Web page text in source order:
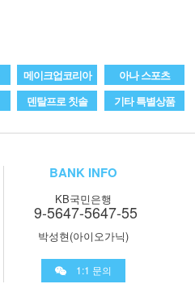
메이크업코리아
아나 스포츠
덴탈프로 칫솔 기타 특별상품
BANK INFO
KB국민은행
9-5647-5647-55
박성현(아이오가닉)
1:1 문의